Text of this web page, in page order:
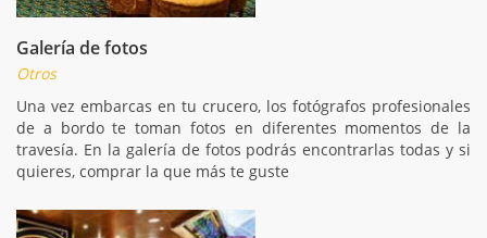
Galería de fotos
Otros
Una vez embarcas en tu crucero, los fotógrafos profesionales
de a bordo te toman fotos en diferentes momentos de la
travesía. En la galería de fotos podrás encontrarlas todas y si
quieres, comprar la que más te guste